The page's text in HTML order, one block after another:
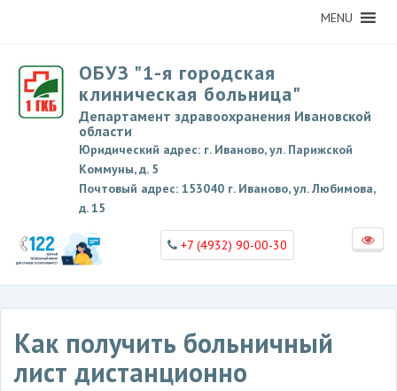
MENU
ОБУЗ "1-я городская
клиническая больница"
Департамент здравоохранения Ивановской
области
Юридический адрес: г. Иваново, ул. Парижской
Коммуны, д. 5
Почтовый адрес: 153040 г. Иваново, ул. Любимова,
д. 15
+7 (4932) 90-00-30
Как получить больничный
лист дистанционно